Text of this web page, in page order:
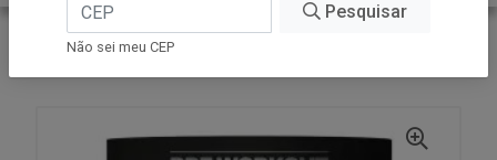
INÍCIO
Pesquisar
Não sei meu CEP